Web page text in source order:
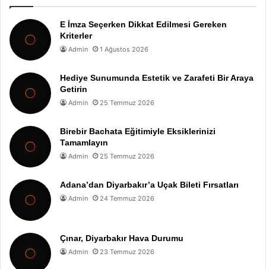
E İmza Seçerken Dikkat Edilmesi Gereken
Kriterler
Admin 1 Ağustos 2026
Hediye Sunumunda Estetik ve Zarafeti Bir Araya
Getirin
Admin 25 Temmuz 2026
Birebir Bachata Eğitimiyle Eksiklerinizi
Tamamlayın
Admin 25 Temmuz 2026
Adana’dan Diyarbakır’a Uçak Bileti Fırsatları
Admin 24 Temmuz 2026
Çınar, Diyarbakır Hava Durumu
Admin 23 Temmuz 2026